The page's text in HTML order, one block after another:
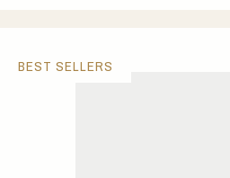
BEST SELLERS